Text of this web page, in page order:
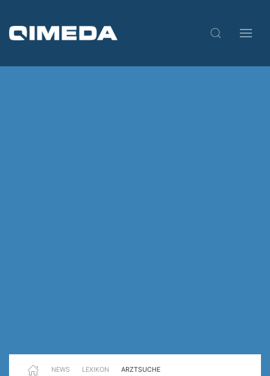
NEWS LEXIKON ARZTSUCHE